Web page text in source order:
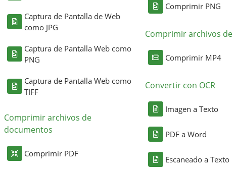
Captura de Pantalla de Web
como JPG
Captura de Pantalla Web como
PNG
Captura de Pantalla Web como
TIFF
Comprimir archivos de
documentos
Comprimir PDF
Comprimir PNG
Comprimir archivos
Comprimir MP4
Convertir con OCR
Imagen a Texto
PDF a Word
Escaneado a Texto